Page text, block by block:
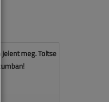
jelent meg. Töltse